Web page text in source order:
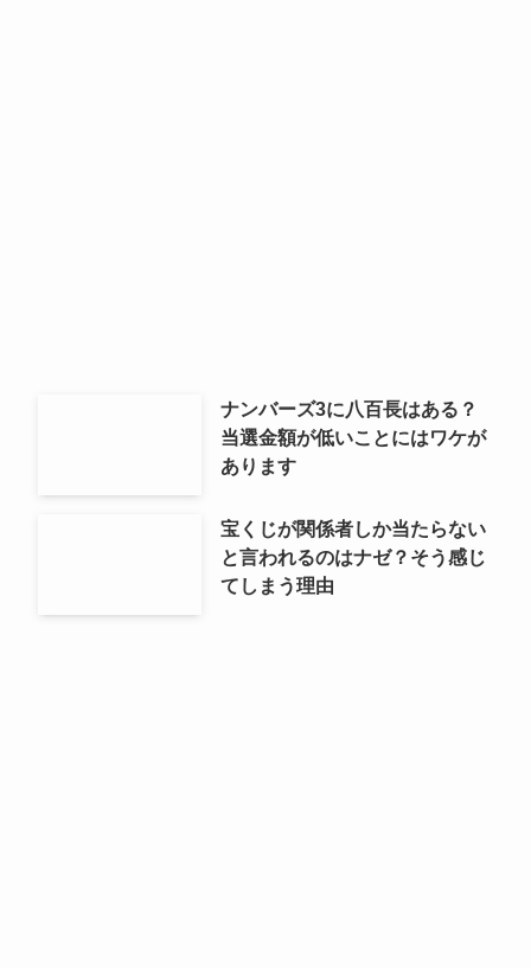
ナンバーズ3に八百長はある？
当選金額が低いことにはワケが
あります
宝くじが関係者しか当たらない
と言われるのはナゼ？そう感じ
てしまう理由